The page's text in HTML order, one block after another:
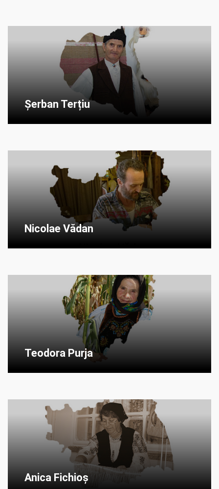
Șerban Terțiu
Nicolae Vădan
Teodora Purja
Anica Fichioș